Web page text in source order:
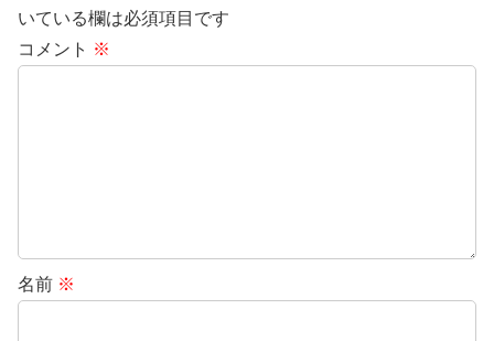
いている欄は必須項目です
コメント ※
名前 ※